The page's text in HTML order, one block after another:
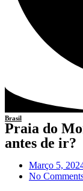
Brasil
Praia do
antes de ir?
Março 5,
No